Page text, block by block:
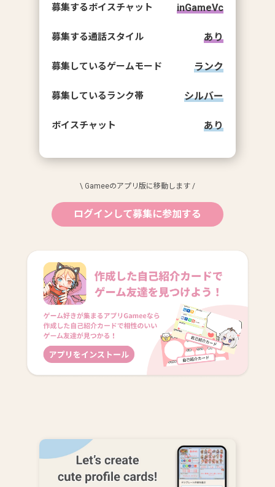
募集するボイスチャット inGameVc
募集する通話スタイル あり
募集しているゲームモード ランク
募集しているランク帯 シルバー
ボイスチャット あり
\ Gameeのアプリ版に移動します /
ログインして募集に参加する